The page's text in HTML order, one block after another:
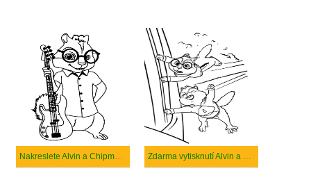
Nakreslete Alvin a Chipmunkové velmi roztomile Zdarma vytisknutí Alvin a Chipmunkové